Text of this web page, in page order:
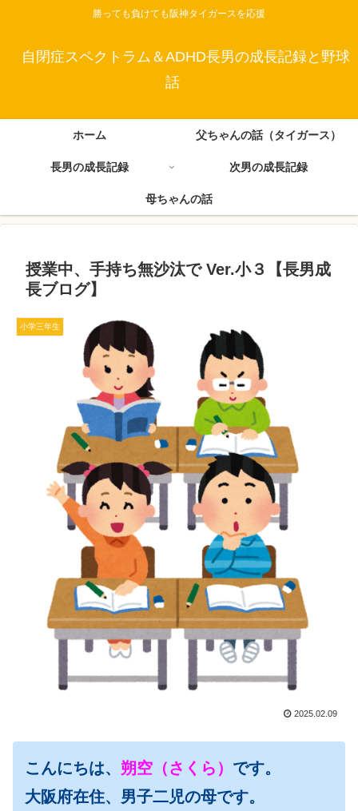
勝っても負けても阪神タイガースを応援
自閉症スペクトラム＆ADHD長男の成長記録と野球
話
ホーム 父ちゃんの話（タイガース）
長男の成長記録 次男の成長記録
母ちゃんの話
授業中、手持ち無沙汰で Ver.小３【長男成
長ブログ】
小学三年生
2025.02.09
こんにちは、 朔空（さくら） です。
大阪府在住、男子二児の母です。